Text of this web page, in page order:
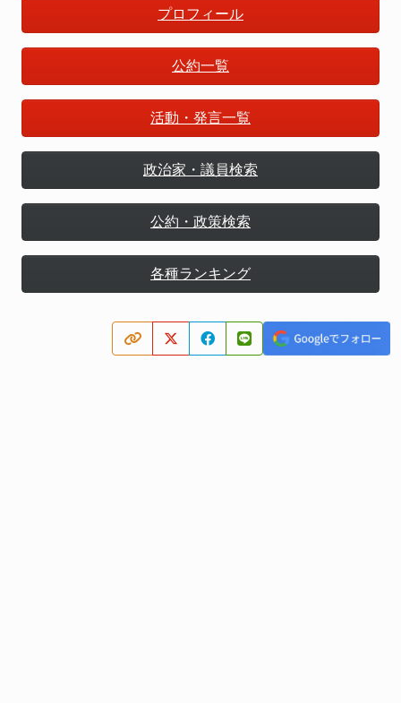
プロフィール
公約一覧
活動・発言一覧
政治家・議員検索
公約・政策検索
各種ランキング